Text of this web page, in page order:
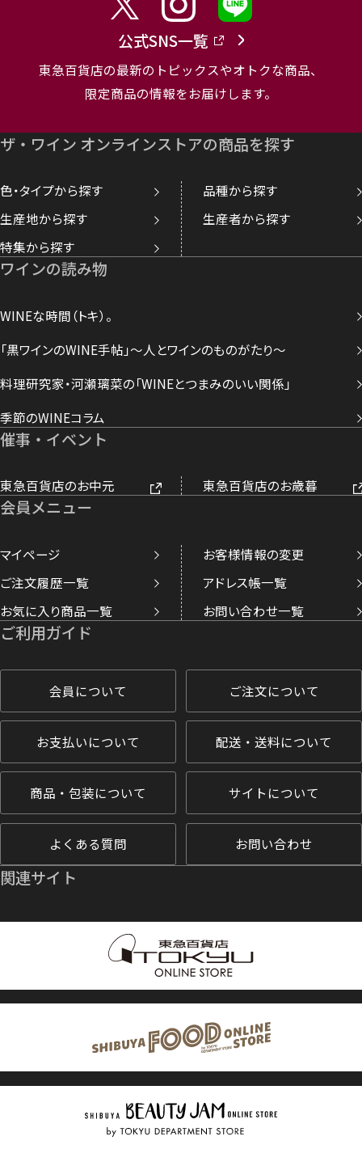
公式SNS一覧
東急百貨店の最新のトピックスやオトクな商品、
限定商品の情報をお届けします。
ザ・ワイン オンラインストアの商品を探す
色・タイプから探す
品種から探す
生産地から探す
生産者から探す
特集から探す
ワインの読み物
WINEな時間（トキ）。
「黒ワインのWINE手帖」～人とワインのものがたり～
料理研究家・河瀬璃菜の「WINEとつまみのいい関係」
季節のWINEコラム
催事・イベント
東急百貨店のお中元 東急百貨店のお歳暮
会員メニュー
マイページ
お客様情報の変更
ご注文履歴一覧
アドレス帳一覧
お気に入り商品一覧
お問い合わせ一覧
ご利用ガイド
会員について ご注文について
お支払いについて 配送・送料について
商品・包装について サイトについて
よくある質問 お問い合わせ
関連サイト